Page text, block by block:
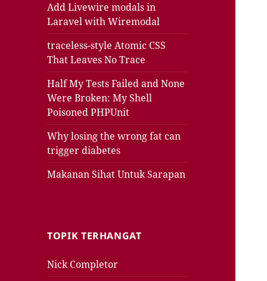
Add Livewire modals in
Laravel with Wiremodal
traceless-style Atomic CSS
That Leaves No Trace
Half My Tests Failed and None
Were Broken: My Shell
Poisoned PHPUnit
Why losing the wrong fat can
trigger diabetes
Makanan Sihat Untuk Sarapan
TOPIK TERHANGAT
Nick Completor